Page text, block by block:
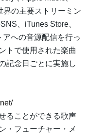
界の主要ストリーミン
、iTunes Store、
への音源配信を行っ
トで使用された楽曲
記念日ごとに実施し
ることができる歌声
・フューチャー・メ